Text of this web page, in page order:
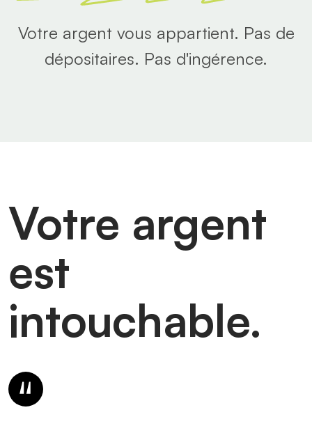
Votre argent vous appartient. Pas de
dépositaires. Pas d'ingérence.
Votre argent
est
intouchable.